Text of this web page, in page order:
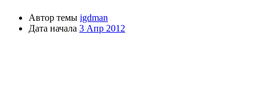
Автор темы igdman
Дата начала 3 Апр 2012